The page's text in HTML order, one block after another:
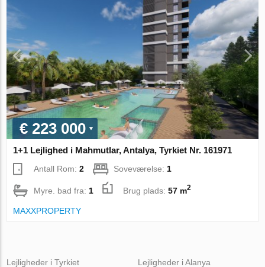
€ 223 000
1+1 Lejlighed i Mahmutlar, Antalya, Tyrkiet Nr. 161971
Antall Rom:2 Soveværelse:1
Myre. bad fra: 1 Brug plads:57 m2
MAXXPROPERTY
Lejligheder i Tyrkiet
Lejligheder i Alanya